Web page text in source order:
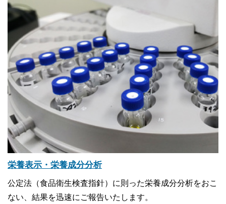
栄養表示・栄養成分分析
公定法（食品衛生検査指針）に則った栄養成分分析をおこ
ない、結果を迅速にご報告いたします。